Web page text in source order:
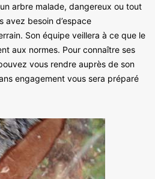
arbre malade, dangereux ou tout
avez besoin d’espace
Son équipe veillera à ce que le
aux normes. Pour connaître ses
vous rendre auprès de son
engagement vous sera préparé